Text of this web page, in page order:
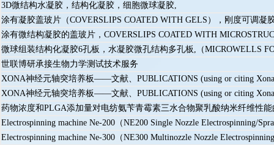
3D微结构水凝胶，结构化凝胶，细胞微球凝胶,
涂有凝胶盖玻片（COVERSLIPS COATED WITH GELS），刚度可调凝
涂有微结构凝胶的盖玻片，COVERSLIPS COATED WITH
微球组装结构化凝胶6孔板，水凝胶微孔结构多孔板,（MICROWELLS
世联博研承接生物力学测试技术服务
XONA神经元轴突培养板——文献、PUBLICATIONS (using or citing
XONA神经元轴突培养板——文献、PUBLICATIONS (using or citing
药物浓度和PLGA添加量对电纺氨苄青霉素三水合物聚乳酸纳米纤维性
Electrospinning machine Ne-200（NE200 Single Nozzle Electrospinning/
Electrospinning machine Ne-300（NE300 Multinozzle Nozzle